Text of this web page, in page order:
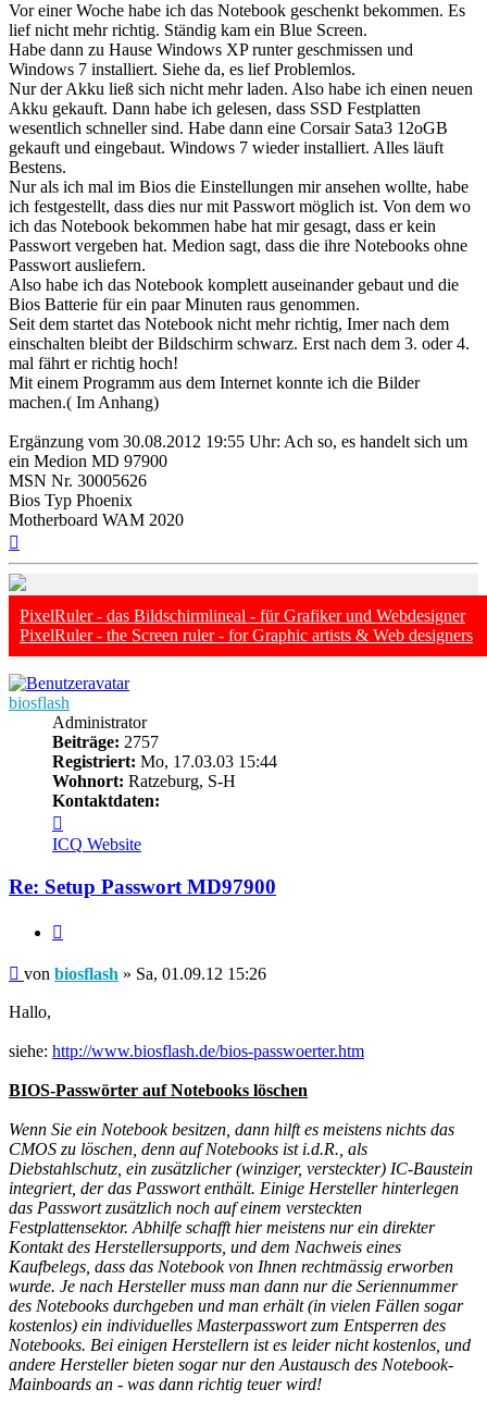
Vor einer Woche habe ich das Notebook geschenkt bekommen. Es
lief nicht mehr richtig. Ständig kam ein Blue Screen.
Habe dann zu Hause Windows XP runter geschmissen und
Windows 7 installiert. Siehe da, es lief Problemlos.
Nur der Akku ließ sich nicht mehr laden. Also habe ich einen neuen
Akku gekauft. Dann habe ich gelesen, dass SSD Festplatten
wesentlich schneller sind. Habe dann eine Corsair Sata3 12oGB
gekauft und eingebaut. Windows 7 wieder installiert. Alles läuft
Bestens.
Nur als ich mal im Bios die Einstellungen mir ansehen wollte, habe
ich festgestellt, dass dies nur mit Passwort möglich ist. Von dem wo
ich das Notebook bekommen habe hat mir gesagt, dass er kein
Passwort vergeben hat. Medion sagt, dass die ihre Notebooks ohne
Passwort ausliefern.
Also habe ich das Notebook komplett auseinander gebaut und die
Bios Batterie für ein paar Minuten raus genommen.
Seit dem startet das Notebook nicht mehr richtig, Imer nach dem
einschalten bleibt der Bildschirm schwarz. Erst nach dem 3. oder 4.
mal fährt er richtig hoch!
Mit einem Programm aus dem Internet konnte ich die Bilder
machen.( Im Anhang)
Ergänzung vom 30.08.2012 19:55 Uhr: Ach so, es handelt sich um
ein Medion MD 97900
MSN Nr. 30005626
Bios Typ Phoenix
Motherboard WAM 2020
PixelRuler - das Bildschirmlineal - für Grafiker und Webdesigner
PixelRuler - the Screen ruler - for Graphic artists & Web designers
biosflash
Administrator
Beiträge: 2757
Registriert: Mo, 17.03.03 15:44
Wohnort: Ratzeburg, S-H
Kontaktdaten:
von
biosflash
ICQ Website
Re: Setup Passwort MD97900
Beitrag
von biosflash » Sa, 01.09.12 15:26
Hallo,
siehe: http://www.biosflash.de/bios-passwoerter.htm
BIOS-Passwörter auf Notebooks löschen
Wenn Sie ein Notebook besitzen, dann hilft es meistens nichts das
CMOS zu löschen, denn auf Notebooks ist i.d.R., als
Diebstahlschutz, ein zusätzlicher (winziger, versteckter) IC-Baustein
integriert, der das Passwort enthält. Einige Hersteller hinterlegen
das Passwort zusätzlich noch auf einem versteckten
Festplattensektor. Abhilfe schafft hier meistens nur ein direkter
Kontakt des Herstellersupports, und dem Nachweis eines
Kaufbelegs, dass das Notebook von Ihnen rechtmässig erworben
wurde. Je nach Hersteller muss man dann nur die Seriennummer
des Notebooks durchgeben und man erhält (in vielen Fällen sogar
kostenlos) ein individuelles Masterpasswort zum Entsperren des
Notebooks. Bei einigen Herstellern ist es leider nicht kostenlos, und
andere Hersteller bieten sogar nur den Austausch des Notebook-
Mainboards an - was dann richtig teuer wird!